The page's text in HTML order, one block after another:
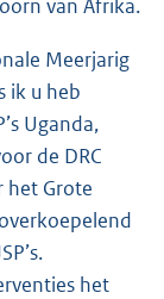
van Afrika.
Meerjarig
ik u heb
Uganda,
de DRC
het Grote
het